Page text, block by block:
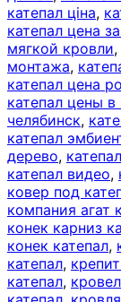
катепал ціна,
катепал цена
мягкой кровли,
монтажа,
катепал цена
катепал цены
челябинск,
катепал
дерево,
катепал видео,
ковер под
компания агат
конек карниз
конек катепал,
катепал,
катепал,